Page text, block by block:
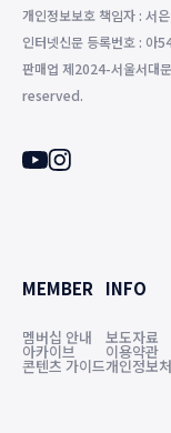
개인정보보호 책임자 : 서
인터넷신문 등록번호 : 아
판매업 제2024-서울서
reserved.
MEMBER
멤버십 안내
아카이브
콘텐츠 가이드
INFO
보도자료
이용약관
개인정보